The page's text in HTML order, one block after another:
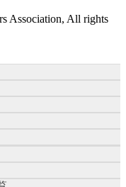
Association, All rights